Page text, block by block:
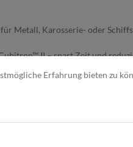
Metall, Karosserie- oder
II – spart Zeit und
– sorgt für
hoher Verfügbarkeit – für
Erfahrung bieten zu